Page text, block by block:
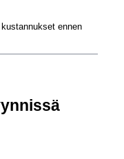
ennen